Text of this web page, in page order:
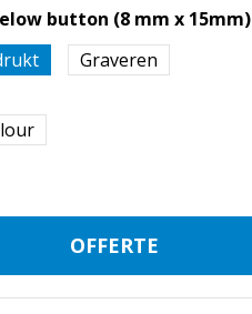
button (8 mm x 15mm)
Graveren
OFFERTE